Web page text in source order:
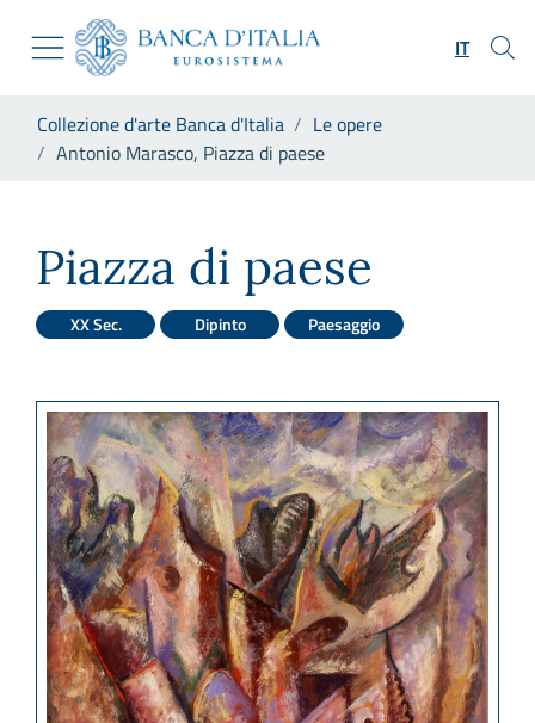
Skip to Main Content
Vai al sito istituzionale
Vai al menu di navigazione
Vai alla ricerca
Vai al footer
IT
Collezione d'arte Banca d'Italia
Le opere
Antonio Marasco, Piazza di paese
Piazza di paese
XX Sec. Dipinto Paesaggio